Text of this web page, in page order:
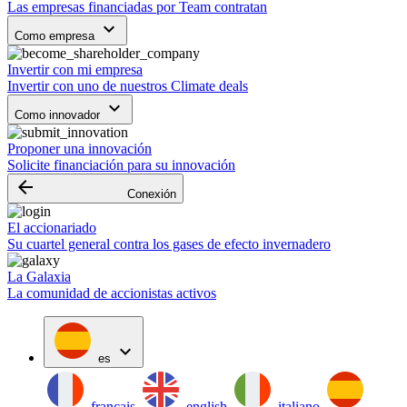
Las empresas financiadas por Team contratan
Como empresa keyboard_arrow_down
Invertir con mi empresa
Invertir con uno de nuestros Climate deals
Como innovador keyboard_arrow_down
Proponer una innovación
Solicite financiación para su innovación
arrow_backward Conexión
El accionariado
Su cuartel general contra los gases de efecto invernadero
La Galaxia
La comunidad de accionistas activos
es expand_more